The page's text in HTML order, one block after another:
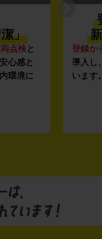
」
点検と
心感と
環境に
登録か
導入し
います